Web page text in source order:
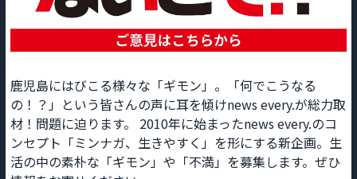
鹿児島にはびこる様々な「ギモン」。「何でこうなる
の！？」という皆さんの声に耳を傾けnews every.が総力取
材！問題に迫ります。 2010年に始まったnews every.のコ
ンセプト「ミンナガ、生きやすく」を形にする新企画。生
活の中の素朴な「ギモン」や「不満」を募集します。ぜひ